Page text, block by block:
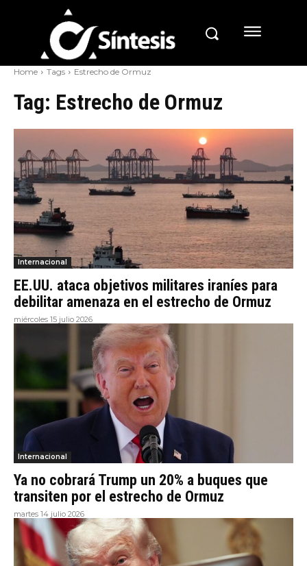
Home Tags Estrecho de Ormuz
Tag: Estrecho de Ormuz
Internacional
EE.UU. ataca objetivos militares iraníes para
debilitar amenaza en el estrecho de Ormuz
miércoles 15 julio 2026
Internacional
Ya no cobrará Trump un 20% a buques que
transiten por el estrecho de Ormuz
martes 14 julio 2026